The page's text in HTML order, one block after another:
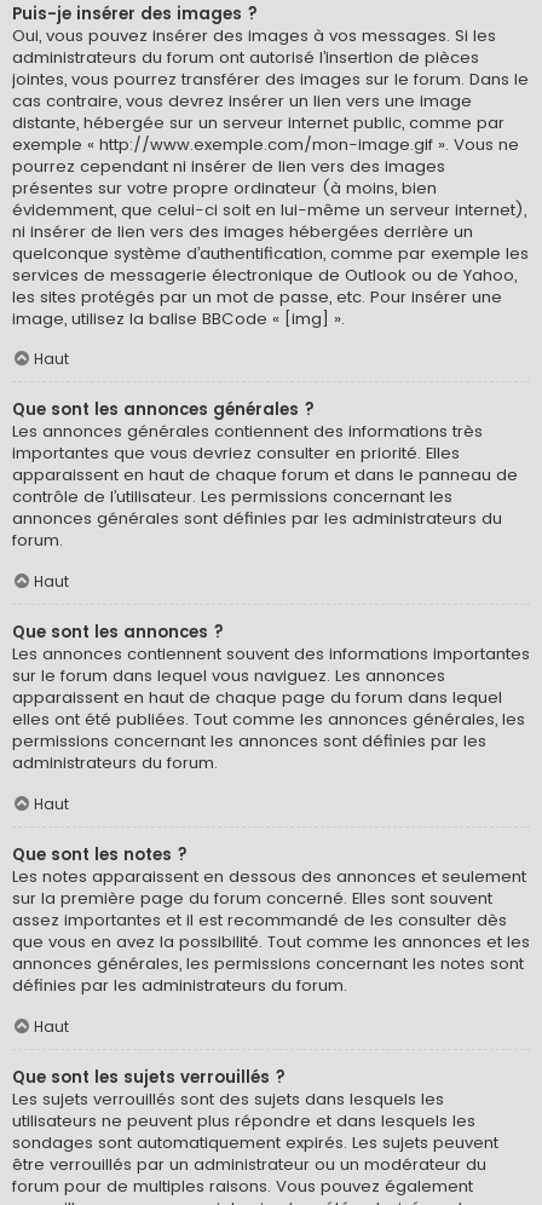
Puis-je insérer des images ?
Oui, vous pouvez insérer des images à vos messages. Si les
administrateurs du forum ont autorisé l’insertion de pièces
jointes, vous pourrez transférer des images sur le forum. Dans le
cas contraire, vous devrez insérer un lien vers une image
distante, hébergée sur un serveur internet public, comme par
exemple « http://www.exemple.com/mon-image.gif ». Vous ne
pourrez cependant ni insérer de lien vers des images
présentes sur votre propre ordinateur (à moins, bien
évidemment, que celui-ci soit en lui-même un serveur internet),
ni insérer de lien vers des images hébergées derrière un
quelconque système d’authentification, comme par exemple les
services de messagerie électronique de Outlook ou de Yahoo,
les sites protégés par un mot de passe, etc. Pour insérer une
image, utilisez la balise BBCode « [img] ».
Haut
Que sont les annonces générales ?
Les annonces générales contiennent des informations très
importantes que vous devriez consulter en priorité. Elles
apparaissent en haut de chaque forum et dans le panneau de
contrôle de l’utilisateur. Les permissions concernant les
annonces générales sont définies par les administrateurs du
forum.
Haut
Que sont les annonces ?
Les annonces contiennent souvent des informations importantes
sur le forum dans lequel vous naviguez. Les annonces
apparaissent en haut de chaque page du forum dans lequel
elles ont été publiées. Tout comme les annonces générales, les
permissions concernant les annonces sont définies par les
administrateurs du forum.
Haut
Que sont les notes ?
Les notes apparaissent en dessous des annonces et seulement
sur la première page du forum concerné. Elles sont souvent
assez importantes et il est recommandé de les consulter dès
que vous en avez la possibilité. Tout comme les annonces et les
annonces générales, les permissions concernant les notes sont
définies par les administrateurs du forum.
Haut
Que sont les sujets verrouillés ?
Les sujets verrouillés sont des sujets dans lesquels les
utilisateurs ne peuvent plus répondre et dans lesquels les
sondages sont automatiquement expirés. Les sujets peuvent
être verrouillés par un administrateur ou un modérateur du
forum pour de multiples raisons. Vous pouvez également